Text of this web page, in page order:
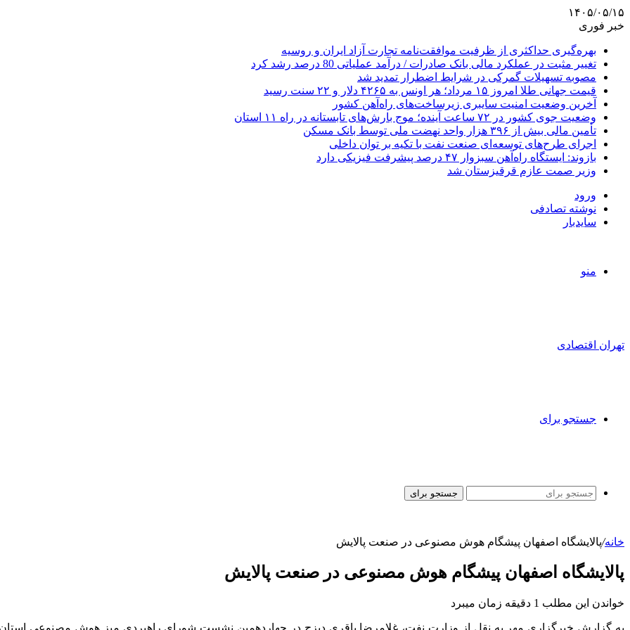
۱۴۰۵/۰۵/۱۵
خبر فوری
بهره‌گیری حداکثری از ظرفیت موافقت‌نامه تجارت آزاد ایران و روسیه
تغییر مثبت در عملکرد مالی بانک صادرات / درآمد عملیاتی 80 درصد رشد کرد
مصوبه تسهیلات گمرکی در شرایط اضطرار تمدید شد
قیمت جهانی طلا امروز ۱۵ مرداد؛ هر اونس به ۴۲۶۵ دلار و ۲۲ سنت رسید
آخرین وضعیت امنیت سایبری زیرساخت‌های راه‌آهن کشور
وضعیت جوی کشور در ۷۲ ساعت آینده؛ موج بارش‌های تابستانه در راه ۱۱ استان
تأمین مالی بیش از ۳۹۶ هزار واحد نهضت ملی توسط بانک مسکن
اجرای طرح‌های توسعه‌ای صنعت نفت با تکیه بر توان داخلی
بازوند: ایستگاه راه‌آهن سبزوار ۴۷ درصد پیشرفت فیزیکی دارد
وزیر صمت عازم قرقیزستان شد
ورود
نوشته تصادفی
سایدبار
منو
تهران اقتصادی
جستجو برای
جستجو برای
خانه/پالایشگاه اصفهان پیشگام هوش مصنوعی در صنعت پالایش
پالایشگاه اصفهان پیشگام هوش مصنوعی در صنعت پالایش
خواندن این مطلب 1 دقیقه زمان میبرد
به گزارش خبرگزاری مهر به نقل از وزارت نفت، غلامرضا باقری دیزج در چهاردهمین نشست شورای راهبردی میز هوش مصنوعی استان